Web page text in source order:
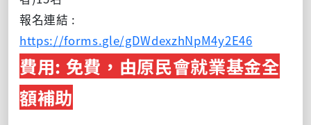
報名連結 :
https://forms.gle/gDWdexzhNpM4y2E46
費用: 免費，由原民會就業基金全
額補助